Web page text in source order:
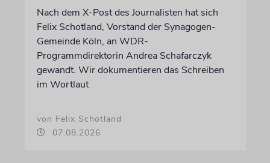
Nach dem X-Post des Journalisten hat sich
Felix Schotland, Vorstand der Synagogen-
Gemeinde Köln, an WDR-
Programmdirektorin Andrea Schafarczyk
gewandt. Wir dokumentieren das Schreiben
im Wortlaut
von Felix Schotland
07.08.2026